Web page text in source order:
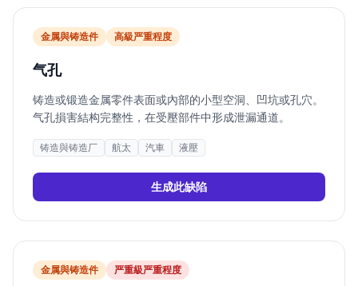
金属與铸造件 高級严重程度
气孔
铸造或锻造金属零件表面或內部的小型空洞、凹坑或孔穴。
气孔損害結构完整性，在受壓部件中形成泄漏通道。
铸造與铸造厂 航太 汽車 液壓
生成此缺陷
金属與铸造件 严重級严重程度